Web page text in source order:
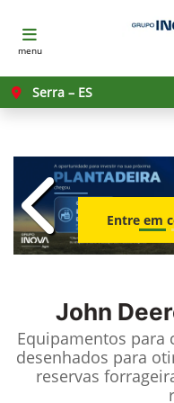
menu
Serra – ES
Entre em
John
Equipamentos para
desenhados para
reservas